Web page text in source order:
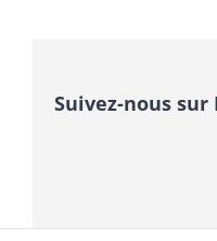
Suivez-nous sur